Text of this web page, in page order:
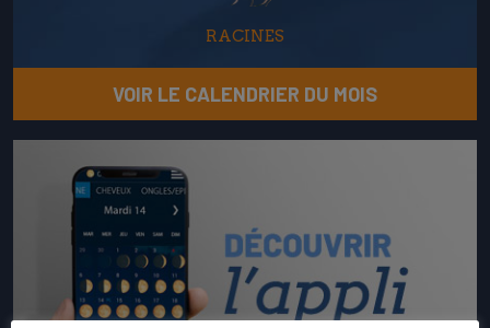
RACINES
VOIR LE CALENDRIER DU MOIS